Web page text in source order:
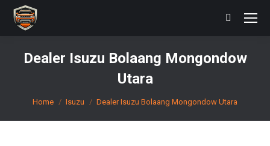
Search:
Dealer Isuzu Bolaang Mongondow
Utara
You are here:
Home Isuzu Dealer Isuzu Bolaang Mongondow Utara